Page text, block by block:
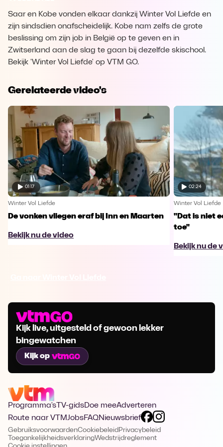
Saar en Kobe vonden elkaar dankzij Winter Vol Liefde en
zijn sindsdien onafscheidelijk. Kobe nam zelfs de grote
beslissing om zijn job in België op te geven en in
Zwitserland aan de slag te gaan bij dezelfde skischool.
Bekijk 'Winter Vol Liefde' op VTM GO.
Gerelateerde video's
01:17
Winter Vol Liefde
De vonken vliegen eraf bij Inn en Maarten
Bekijk nu de video
02:24
Winter Vol Liefde
"Dat is niet
toe"
Bekijk nu de
Kijk live, uitgesteld of gewoon lekker
bingewatchen
Kijk op
Programma's TV-gidsDoe meeAdverteren
Route naar VTMJobsFAQNieuwsbrief
GebruiksvoorwaardenCookiebeleid Privacybeleid
ToegankelijkheidsverklaringWedstrijdreglement